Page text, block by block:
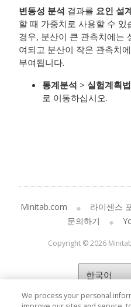
변동성 분석 결과를 요인 설
할 때 가중치로 사용할 수
경우, 분산이 큰 관측치에는
여되고 분산이 작은 관측치
부여됩니다.
통계분석 > 실험계획법
로 이동하십시오.
Minitab.com 라이센스
문의하기
Copyright © 2026
We process your personal